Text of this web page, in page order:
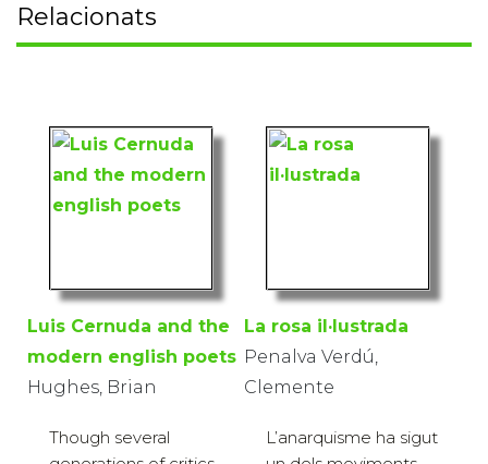
Relacionats
Luis Cernuda and the
modern english poets
Hughes, Brian
Though several
La rosa il·lustrada
Penalva Verdú,
Clemente
L’anarquisme ha sigut